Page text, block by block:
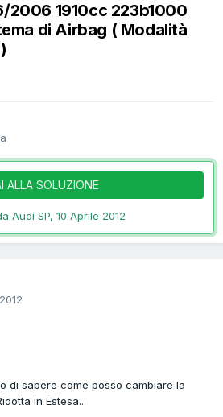
2006 1910cc 223b1000
di Airbag ( Modalità
ALLA SOLUZIONE
Audi SP, 10 Aprile 2012
di sapere come posso cambiare la
in Estesa..